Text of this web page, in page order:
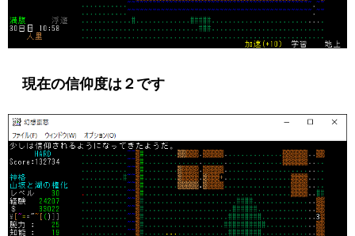
現在の信仰度は２です